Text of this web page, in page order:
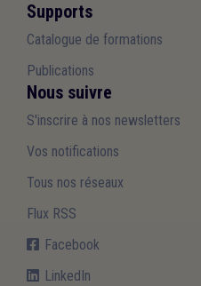
Supports
Catalogue de formations
Publications
Nous suivre
S'inscrire à nos newsletters
Vos notifications
Tous nos réseaux
Flux RSS
Facebook
LinkedIn